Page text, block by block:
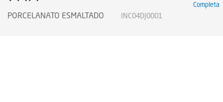
Certificados
PORCELANATO ESMALTADO INC04DJ0001
Completa